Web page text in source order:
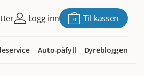
Logg inn 0 Til kassen
Auto-påfyll Dyrebloggen